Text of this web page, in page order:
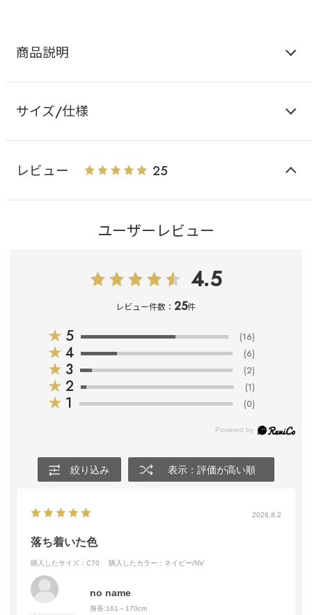
商品説明
サイズ/仕様
レビュー 25
ユーザーレビュー
4.5
レビュー件数：25件
★ 5 (16)
★ 4 (6)
★ 3 (2)
★ 2 (1)
★ 1 (0)
絞り込み 表示：評価が高い順
2026.8.2
落ち着いた色
購入したサイズ：C70 購入したカラー：ネイビー/NV
no name
身長:161～170cm